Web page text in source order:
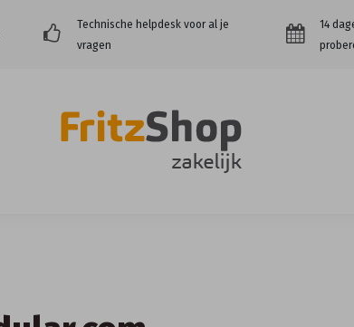
Technische helpdesk voor al je
vragen
14